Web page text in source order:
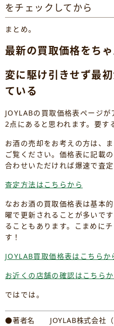
をチェックしてから
まとめ。
最新の買取価格をち
変に駆け引きせず最
ている
JOYLABの買取価格表ページ
2点にあると思われます。要す
お酒の売却をお考えの方は、
ご覧ください。価格表に記載
合わせいただければ爆速で査
査定方法はこちらから
なおお酒の買取価格表は基本
曜で更新されることが多いで
ることもあります。こまめに
す！
JOYLAB買取価格表はこちらか
お近くの店舗の確認はこちら
ではでは。
●著者名 JOYLAB株式会社（